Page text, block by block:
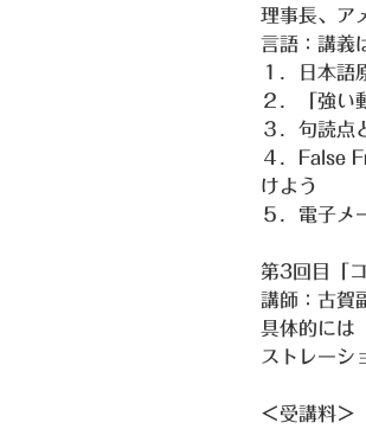
理事長、ア
言語：講義
１．日本
２．「強い
３．句読点
４．False
けよう
５．電子メ
第3回目「
講師：古賀
具体的には
ストレーシ
＜受講料